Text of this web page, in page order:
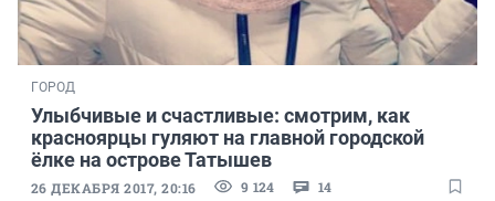
ГОРОД
Улыбчивые и счастливые: смотрим, как
красноярцы гуляют на главной городской
ёлке на острове Татышев
26 ДЕКАБРЯ 2017, 20:16 9 124 14